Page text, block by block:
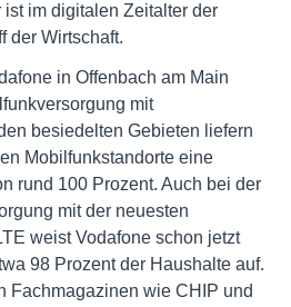
im digitalen Zeitalter der
der Wirtschaft.
in Offenbach am Main
mit
besiedelten Gebieten liefern
Mobilfunkstandorte eine
rund 100 Prozent. Auch bei der
mit der neuesten
weist Vodafone schon jetzt
98 Prozent der Haushalte auf.
Fachmagazinen wie CHIP und